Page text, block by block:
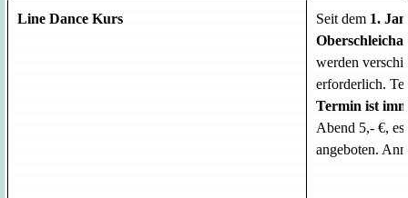
Line Dance Kurs Seit dem 1.
werden
erforderlich.
Termin ist
Abend 5,- €,
angeboten.